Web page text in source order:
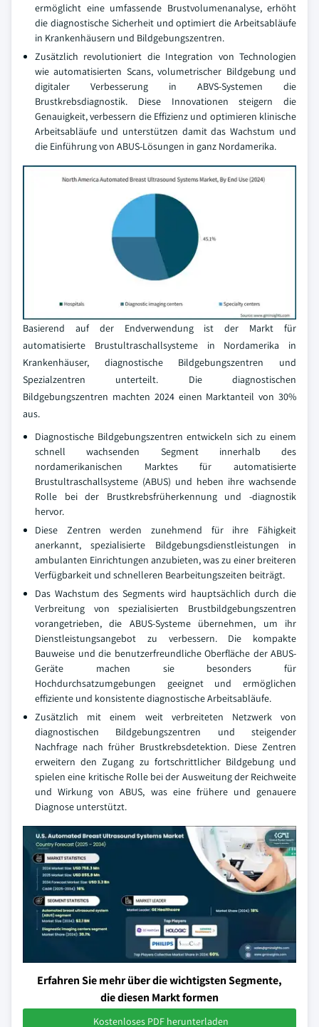
ermöglicht eine umfassende Brustvolumenanalyse, erhöht
die diagnostische Sicherheit und optimiert die Arbeitsabläufe
in Krankenhäusern und Bildgebungszentren.
Zusätzlich revolutioniert die Integration von Technologien
wie automatisierten Scans, volumetrischer Bildgebung und
digitaler Verbesserung in ABVS-Systemen die
Brustkrebsdiagnostik. Diese Innovationen steigern die
Genauigkeit, verbessern die Effizienz und optimieren klinische
Arbeitsabläufe und unterstützen damit das Wachstum und
die Einführung von ABUS-Lösungen in ganz Nordamerika.
Basierend auf der Endverwendung ist der Markt für
automatisierte Brustultraschallsysteme in Nordamerika in
Krankenhäuser, diagnostische Bildgebungszentren und
Spezialzentren unterteilt. Die diagnostischen
Bildgebungszentren machten 2024 einen Marktanteil von 30%
aus.
Diagnostische Bildgebungszentren entwickeln sich zu einem
schnell wachsenden Segment innerhalb des
nordamerikanischen Marktes für automatisierte
Brustultraschallsysteme (ABUS) und heben ihre wachsende
Rolle bei der Brustkrebsfrüherkennung und -diagnostik
hervor.
Diese Zentren werden zunehmend für ihre Fähigkeit
anerkannt, spezialisierte Bildgebungsdienstleistungen in
ambulanten Einrichtungen anzubieten, was zu einer breiteren
Verfügbarkeit und schnelleren Bearbeitungszeiten beiträgt.
Das Wachstum des Segments wird hauptsächlich durch die
Verbreitung von spezialisierten Brustbildgebungszentren
vorangetrieben, die ABUS-Systeme übernehmen, um ihr
Dienstleistungsangebot zu verbessern. Die kompakte
Bauweise und die benutzerfreundliche Oberfläche der ABUS-
Geräte machen sie besonders für
Hochdurchsatzumgebungen geeignet und ermöglichen
effiziente und konsistente diagnostische Arbeitsabläufe.
Zusätzlich mit einem weit verbreiteten Netzwerk von
diagnostischen Bildgebungszentren und steigender
Nachfrage nach früher Brustkrebsdetektion. Diese Zentren
erweitern den Zugang zu fortschrittlicher Bildgebung und
spielen eine kritische Rolle bei der Ausweitung der Reichweite
und Wirkung von ABUS, was eine frühere und genauere
Diagnose unterstützt.
Erfahren Sie mehr über die wichtigsten Segmente,
die diesen Markt formen
Kostenloses PDF herunterladen